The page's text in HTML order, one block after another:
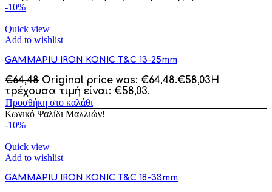
-10%
Quick view
Add to wishlist
GAMMAPIU IRON KONIC T&C 13-25mm
€64,48 Original price was: €64,48.€58,03Η
τρέχουσα τιμή είναι: €58,03.
Προσθήκη στο καλάθι
Κωνικό Ψαλίδι Μαλλιών!
-10%
Quick view
Add to wishlist
GAMMAPIU IRON KONIC T&C 18-33mm